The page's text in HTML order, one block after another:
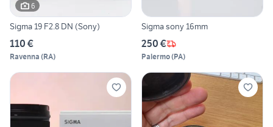
6
Sigma 19 F2.8 DN (Sony)
110 €
Ravenna (RA)
Sigma sony 16mm
250 €
Palermo(PA)